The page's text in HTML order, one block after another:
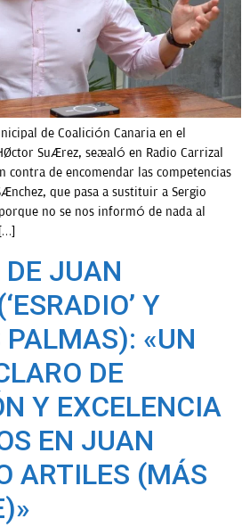
de Coalición Canaria en el
Suárez, señaló en Radio Carrizal
contra de encomendar las competencias
que pasa a sustituir a Sergio
no se nos informó de nada al
JUAN
Y
PALMAS): «UN
DE
Y EXCELENCIA
EN JUAN
ARTILES (MÁS